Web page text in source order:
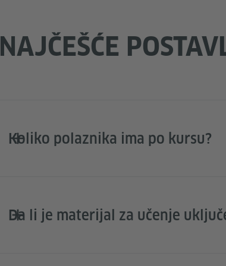
NAJČEŠĆE
Koliko polaznika ima po kursu?
Da li je materijal za učenje